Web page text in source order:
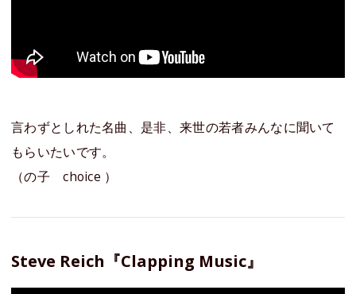
言わずとしれた名曲、是非、来世の若者みんなに聞いて
もらいたいです。
（の子 choice ）
Steve Reich『Clapping Music』